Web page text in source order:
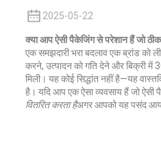
2025-05-22
क्या आप ऐसी पैकेजिंग से परेशान हैं जो
एक समझदारी भरा बदलाव एक ब्रांड को
करने, उत्पादन को गति देने और बिक्री में
मिली। यह कोई सिद्धांत नहीं है—यह
है। यदि आप एक ऐसा व्यवसाय हैं जो ऐसी
वितरित करता हैअगर आपको यह पसंद